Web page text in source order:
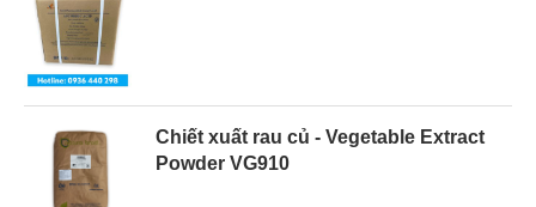
Chiết xuất rau củ - Vegetable Extract
Powder VG910